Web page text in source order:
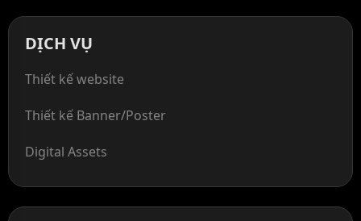
DỊCH VỤ
Thiết kế website
Thiết kế Banner/Poster
Digital Assets